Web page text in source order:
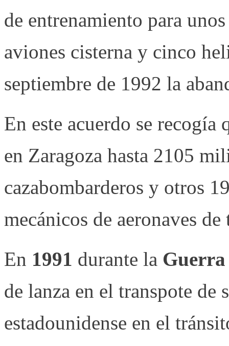
de entrenamiento para
aviones cisterna y cinco
septiembre de 1992 la
En este acuerdo se
en Zaragoza hasta 2105
cazabombarderos y otros
mecánicos de aeronaves de
En 1991 durante la
de lanza en el transpote de
estadounidense en el